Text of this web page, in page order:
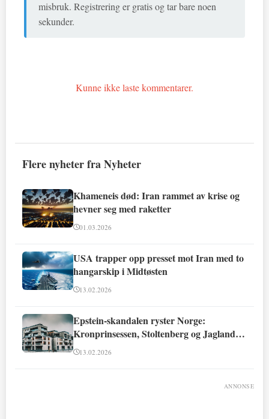
misbruk. Registrering er gratis og tar bare noen
sekunder.
Kunne ikke laste kommentarer.
Flere nyheter fra Nyheter
Khameneis død: Iran rammet av krise og
hevner seg med raketter
01.03.2026
USA trapper opp presset mot Iran med to
hangarskip i Midtøsten
13.02.2026
Epstein-skandalen ryster Norge:
Kronprinsessen, Stoltenberg og Jagland
involvert
13.02.2026
ANNONSE